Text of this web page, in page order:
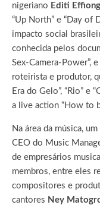
nigeriano Editi Effiong
“Up North” e “Day of
impacto social
conhecida pelos
Sex-Camera-Power”, e
roteirista e produtor,
Era do Gelo”, “Rio” e
a live action “How to
Na área da música, um
CEO do Music
de empresários
membros, entre eles
compositores e
cantores Ney